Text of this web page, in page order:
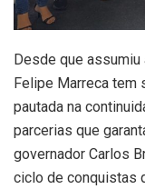
Desde que
Felipe Marreca tem
pautada na
parcerias que
governador Carlos
ciclo de conquistas